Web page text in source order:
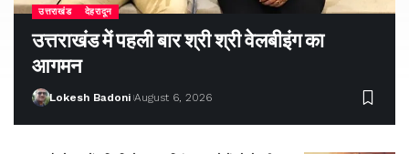
उत्तराखंड देहरादून
उत्तराखंड में पहली बार श्री श्री वेलबीइंग का
आगमन
Lokesh Badoni August 6, 2026